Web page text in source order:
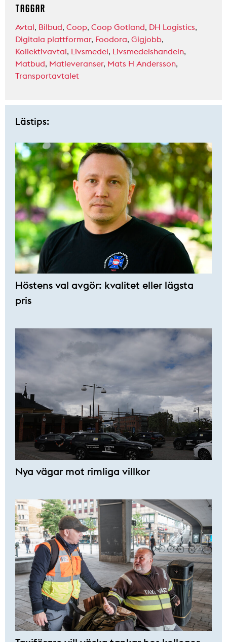
TAGGAR
Avtal, Bilbud, Coop, Coop Gotland, DH Logistics,
Digitala plattformar, Foodora, Gigjobb,
Kollektivavtal, Livsmedel, Livsmedelshandeln,
Matbud, Matleveranser, Mats H Andersson,
Transportavtalet
Lästips:
Höstens val avgör: kvalitet eller lägsta
pris
Nya vägar mot rimliga villkor